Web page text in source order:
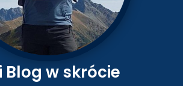
Blog w skrócie